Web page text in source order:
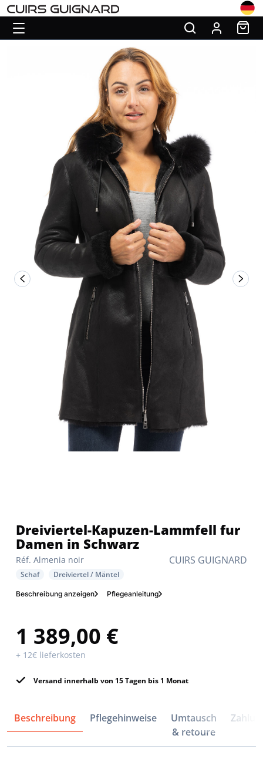
CUIRS GUIGNARD
Réf. Almenia noir
Dreiviertel-Kapuzen-Lammfell fur
Damen in Schwarz
Schaf Dreiviertel / Mäntel
Beschreibung anzeigen Pflegeanleitung
1 389,00 €
+ 12€ lieferkosten
Versand innerhalb von 15 Tagen bis 1 Monat
Beschreibung Pflegehinweise
Umtausch
& retoure